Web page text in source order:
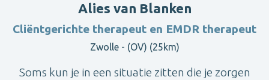
Alies van Blanken
Cliëntgerichte therapeut en EMDR therapeut
Zwolle - (OV) (25km)
Soms kun je in een situatie zitten die je zorgen